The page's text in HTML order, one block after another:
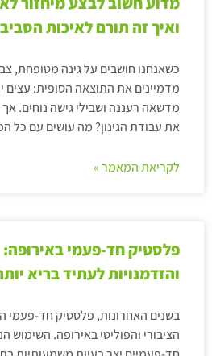
ואיך זה תורם לאיכות
כשאנחנו חושבים על גינה מטופחת,
מדמיינים את התוצאה הסופית: עצים
מדשאה רעננה ושבילי גישה נוחים.
את עבודת הגינון? מה עושים עם כל
לקריאת המאמר »
פלסטיק חד-פעמי
והזדמנויות לעתיד בריא
בשנים האחרונות, פלסטיק חד-פעמי
הציבורי והפוליטי באירופה. השימוש